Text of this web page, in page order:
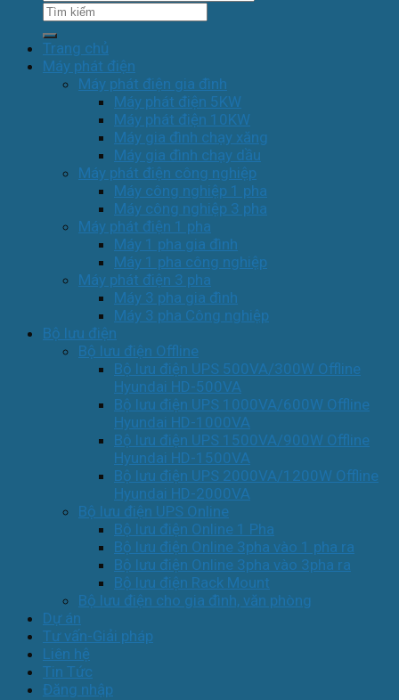
Tìm
Trang chủ
Máy phát điện
Máy phát điện gia đình
Máy phát điện 5KW
Máy phát điện 10KW
Máy gia đình chạy xăng
Máy gia đình chạy dầu
Máy phát điện công nghiệp
Máy công nghiệp 1 pha
Máy công nghiệp 3 pha
Máy phát điện 1 pha
Máy 1 pha gia đình
Máy 1 pha công nghiệp
Máy phát điện 3 pha
Máy 3 pha gia đình
Máy 3 pha Công nghiệp
Bộ lưu điện
Bộ lưu điện Offline
Bộ lưu điện UPS 500VA/300W Offline
Hyundai HD-500VA
Bộ lưu điện UPS 1000VA/600W Offline
Hyundai HD-1000VA
Bộ lưu điện UPS 1500VA/900W Offline
Hyundai HD-1500VA
Bộ lưu điện UPS 2000VA/1200W Offline
Hyundai HD-2000VA
Bộ lưu điện UPS Online
Bộ lưu điện Online 1 Pha
Bộ lưu điện Online 3pha vào 1 pha ra
Bộ lưu điện Online 3pha vào 3pha ra
Bộ lưu điện Rack Mount
Bộ lưu điện cho gia đình, văn phòng
Dự án
Tư vấn-Giải pháp
Liên hệ
Tin Tức
Đăng nhập